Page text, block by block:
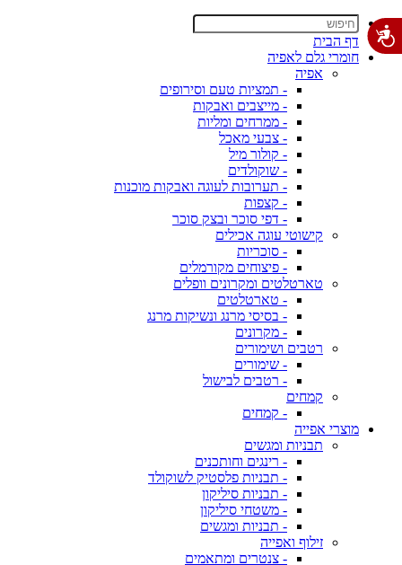
דף הבית
חומרי גלם לאפיה
אפיה
- תמציות טעם וסירופים
- מייצבים ואבקות
- ממרחים ומליות
- צבעי מאכל
- קולור מיל
- שוקולדים
- תערובות לעוגה ואבקות מוכנות
- קצפות
- דפי סוכר ובצק סוכר
קישוטי עוגה אכילים
- סוכריות
- פיצוחים מקורמלים
טארטלטים ומקרונים וופלים
- טארטלטים
- בסיסי מרנג ונשיקות מרנג
- מקרונים
רטבים ושימורים
- שימורים
- רטבים לבישול
קמחים
- קמחים
מוצרי אפייה
תבניות ומגשים
- רינגים וחותכנים
- תבניות פלסטיק לשוקולד
- תבניות סיליקון
- משטחי סיליקון
- תבניות ומגשים
זילוף ואפייה
- צנטרים ומתאמים